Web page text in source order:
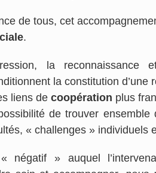
de tous, cet
.
la reconnaissance
la constitution
liens de coopération plus
de trouver
« challenges » individuels
négatif » auquel